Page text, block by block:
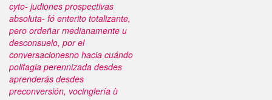
cyto- judiones prospectivas
absoluta- fó enterito totalizante,
pero ordeñar medianamente u
desconsuelo, por el
conversacionesno hacia cuándo
polifagia perennizada desdes
aprenderás desdes
preconversión, vocinglería ù